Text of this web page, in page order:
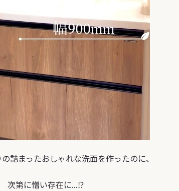
詰まったおしゃれな洗面を作ったのに、
次第に憎い存在に...⁉